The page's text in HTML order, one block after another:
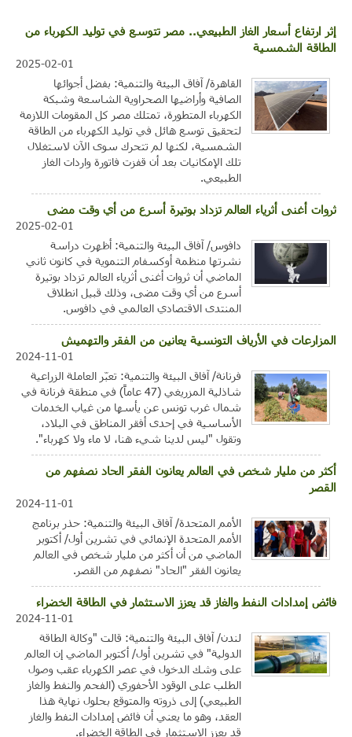
إثر ارتفاع أسعار الغاز الطبيعي.. مصر تتوسع في توليد الكهرباء من
الطاقة الشمسية
2025-02-01
القاهرة/ آفاق البيئة والتنمية: بفضل أجوائها
الصافية وأراضيها الصحراوية الشاسعة وشبكة
الكهرباء المتطورة، تمتلك مصر كل المقومات اللازمة
لتحقيق توسع هائل في توليد الكهرباء من الطاقة
الشمسية، لكنها لم تتحرك سوى الآن لاستغلال
تلك الإمكانيات بعد أن قفزت فاتورة واردات الغاز
الطبيعي.
ثروات أغنى أثرياء العالم تزداد بوتيرة أسرع من أي وقت مضى
2025-02-01
دافوس/ آفاق البيئة والتنمية: أظهرت دراسة
نشرتها منظمة أوكسفام التنموية في كانون ثاني
الماضي أن ثروات أغنى أثرياء العالم تزداد بوتيرة
أسرع من أي وقت مضى، وذلك قبيل انطلاق
المنتدى الاقتصادي العالمي في دافوس.
المزارعات في الأرياف التونسية يعانين من الفقر والتهميش
2024-11-01
فرنانة/ آفاق البيئة والتنمية: تعبّر العاملة الزراعية
شاذلية المزريغي (47 عاماً) في منطقة فرنانة في
شمال غرب تونس عن يأسها من غياب الخدمات
الأساسية في إحدى أفقر المناطق في البلاد،
وتقول "ليس لدينا شيء هنا، لا ماء ولا كهرباء".
أكثر من مليار شخص في العالم يعانون الفقر الحاد نصفهم من
القصر
2024-11-01
الأمم المتحدة/ آفاق البيئة والتنمية: حذر برنامج
الأمم المتحدة الإنمائي في تشرين أول/ أكتوبر
الماضي من أن أكثر من مليار شخص في العالم
يعانون الفقر "الحاد" نصفهم من القصر.
فائض إمدادات النفط والغاز قد يعزز الاستثمار في الطاقة الخضراء
2024-11-01
لندن/ آفاق البيئة والتنمية: قالت "وكالة الطاقة
الدولية" في تشرين أول/ أكتوبر الماضي إن العالم
على وشك الدخول في عصر الكهرباء عقب وصول
الطلب على الوقود الأحفوري (الفحم والنفط والغاز
الطبيعي) إلى ذروته والمتوقع بحلول نهاية هذا
العقد، وهو ما يعني أن فائض إمدادات النفط والغاز
قد يعزز الاستثمار في الطاقة الخضراء.